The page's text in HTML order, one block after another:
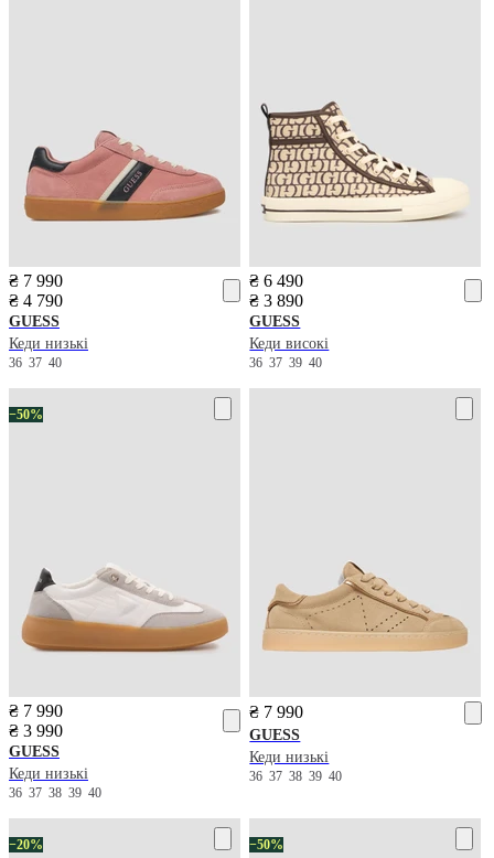
₴ 7 990
₴ 4 790
GUESS
Кеди низькі
36 37 40
₴ 6 490
₴ 3 890
GUESS
Кеди високі
36373940
−50%
₴ 7 990
₴ 3 990
GUESS
Кеди низькі
36 37 38 39 40
₴ 7 990
GUESS
Кеди низькі
3637383940
−20% −50%